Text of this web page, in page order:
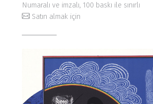
Numaralı ve imzalı, 100 baskı ile sınırlı
Satın almak için